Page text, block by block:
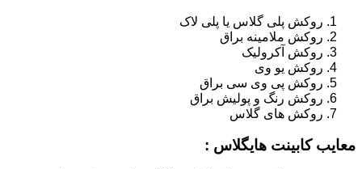
روکش پلی گلاس یا پلی لاک
روکش ملامینه براق
روکش آکرولیک
روکش یو وی
روکش پی وی سی براق
روکش رنگ و پولیش براق
روکش های گلاس
معایب کابینت هایگلاس :